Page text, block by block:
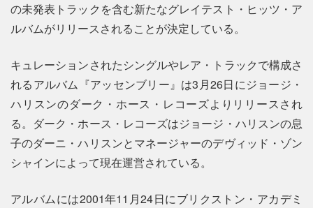
の未発表トラックを含む新たなグレイテスト・ヒッツ・ア
ルバムがリリースされることが決定している。
キュレーションされたシングルやレア・トラックで構成さ
れるアルバム『アッセンブリー』は3月26日にジョージ・
ハリスンのダーク・ホース・レコーズよりリリースされ
る。ダーク・ホース・レコーズはジョージ・ハリスンの息
子のダーニ・ハリスンとマネージャーのデヴィッド・ゾン
シャインによって現在運営されている。
アルバムには2001年11月24日にブリクストン・アカデミ